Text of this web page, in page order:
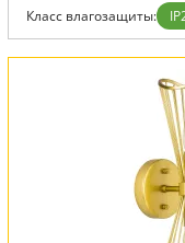
Класс влагозащиты: